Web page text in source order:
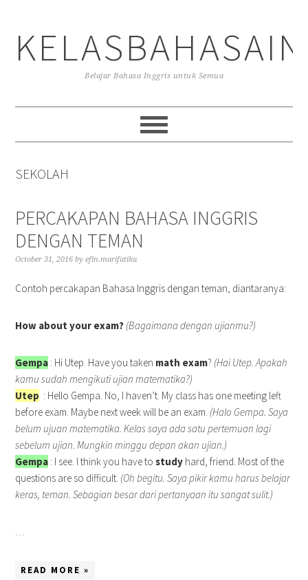
primary
navigation
main
content
primary
sidebar
Belajar Bahasa Inggris untuk Semua
SEKOLAH
PERCAKAPAN BAHASA INGGRIS
DENGAN TEMAN
October 31, 2016 byefin.marifatika
Contoh percakapan Bahasa Inggris dengan teman, diantaranya:
How about your exam? (Bagaimana dengan ujianmu?)
Gempa : Hi Utep. Have you taken math exam? (Hai Utep. Apakah
kamu sudah mengikuti ujian matematika?)
Utep : Hello Gempa. No, I haven’t. My class has one meeting left
before exam. Maybe next week will be an exam. (Halo Gempa. Saya
belum ujuan matematika. Kelas saya ada satu pertemuan lagi
sebelum ujian. Mungkin minggu depan akan ujian.)
Gempa : I see. I think you have tostudy hard, friend. Most of the
questions are so difficult. (Oh begitu. Saya pikir kamu harus belajar
keras, teman. Sebagian besar dari pertanyaan itu sangat sulit.)
…
READ MORE »